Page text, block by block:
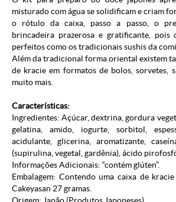
misturado com água se solidificam e criam
o rótulo da caixa, passo a passo, o
brincadeira prazerosa e gratificante, pois
perfeitos como os tradicionais sushis da
Além da tradicional forma oriental existem
de kracie em formatos de bolos, sorvetes,
muito mais.
Características:
Ingredientes: Açúcar, dextrina, gordura
gelatina, amido, iogurte, sorbitol,
acidulante, glicerina, aromatizante,
(supirulina, vegetal, gardênia), ácido
Informações Adicionais: “contém glúten”.
Embalagem: Contendo uma caixa de
Cakeyasan 27 gramas.